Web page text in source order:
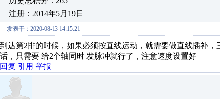
注册：2014年5月19日
发表于：2020-08-13 14:15:21
到达第2排的时候，如果必须按直线运动，就需要做直线插补
话，只需要 给2个轴同时 发脉冲就行了，注意速度设置好
回复 引用 举报